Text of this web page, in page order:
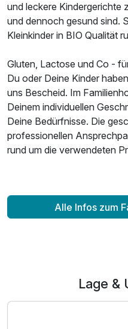
und leckere Kindergerichte
und dennoch gesund sind.
Kleinkinder in BIO Qualität
Gluten, Lactose und Co -
Du oder Deine Kinder
uns Bescheid. Im
Deinem individuellen
Deine Bedürfnisse. Die
professionellen
rund um die verwendeten
Alle Infos zum
Lage &